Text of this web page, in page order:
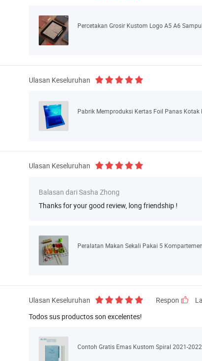
Ulasan Keseluruhan
Pabrik Memproduksi Kertas Foil Panas
Ulasan Keseluruhan
Balasan dari Sasha Zhong
Thanks for your good review, long friendship !
Peralatan Makan Sekali Pakai 5
Ulasan Keseluruhan Respon
Todos sus productos son excelentes!
Contoh Gratis Emas Kustom Spiral 2021-